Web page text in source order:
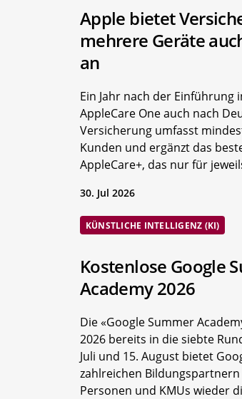
Apple bietet
mehrere Geräte
an
Ein Jahr nach der Einführung
AppleCare One auch nach
Versicherung umfasst
Kunden und ergänzt das
AppleCare+, das nur für
30. Jul 2026
KÜNSTLICHE INTELLIGENZ (KI)
Kostenlose Google
Academy 2026
Die «Google Summer
2026 bereits in die siebte
Juli und 15. August bietet
zahlreichen
Personen und KMUs wieder